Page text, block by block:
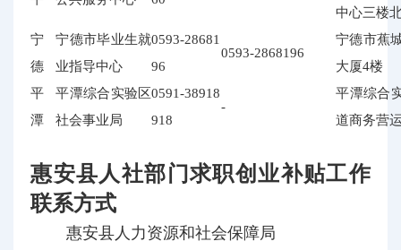
中心三楼
宁
德
宁德市毕业生就
业指导中心
0593-28681
96
0593-2868196
宁德市蕉
大厦4楼
平
潭
平潭综合实验区
社会事业局
0591-38918
918
-
平潭综合
道商务营
惠安县人社部门求职创业补贴工作
联系方式
惠安县人力资源和社会保障局